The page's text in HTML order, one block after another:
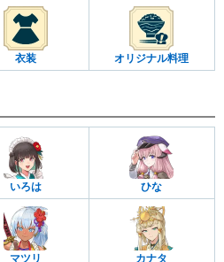
衣装 オリジナル料理
いろは ひな
マツリ カナタ